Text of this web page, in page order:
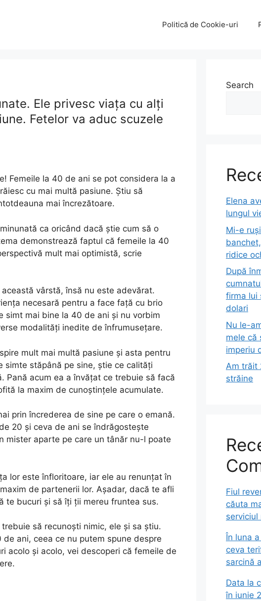
Politică de Cookie-uri
Ele privesc viața cu alți
Fetelor va aduc scuzele
Femeile la 40 de ani se pot considera la a
cu mai multă pasiune. Știu să
mai încrezătoare.
ca oricând dacă știe cum să o
demonstrează faptul că femeile la 40
mult mai optimistă, scrie
vârstă, însă nu este adevărat.
necesară pentru a face față cu brio
simt mai bine la 40 de ani și nu vorbim
modalități inedite de înfrumusețare.
mult mai multă pasiune și asta pentru
simte stăpână pe sine, știe ce calități
Pană acum ea a învățat ce trebuie să facă
la maxim de cunoștințele acumulate.
prin încrederea de sine pe care o emană.
20 și ceva de ani se îndrăgostește
mister aparte pe care un tânăr nu-l poate
lor este înfloritoare, iar ele au renunțat în
de partenerii lor. Așadar, dacă te afli
te bucuri și să îți ții mereu fruntea sus.
să recunoști nimic, ele și sa știu.
ani, ceea ce nu putem spune despre
acolo și acolo, vei descoperi că femeile de
Search
Elena
lungul
Mi-e
ridice
După
firma lui
dolari
Nu le-
mele că
imperiu
Am trăit
străine
Fiul
căuta
serviciul
În luna
ceva
sarcină
Data la
în iunie